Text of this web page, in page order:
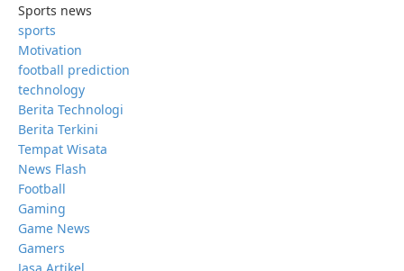
Sports news
sports
Motivation
football prediction
technology
Berita Technologi
Berita Terkini
Tempat Wisata
News Flash
Football
Gaming
Game News
Gamers